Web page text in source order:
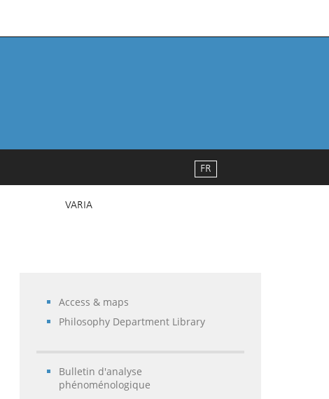
VARIA
FR
Access & maps
Philosophy Department Library
Bulletin d'analyse
phénoménologique